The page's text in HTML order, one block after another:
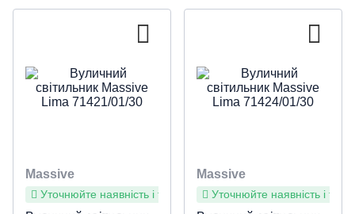
Massive
Уточнюйте наявність і терміни
Massive
Уточнюйте наявність і